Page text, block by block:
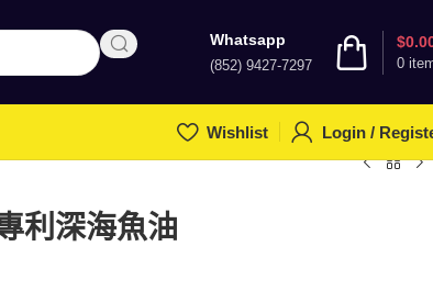
Whatsapp
(852) 9427-7297 0
$
Wishlist
Login /
利深海魚油